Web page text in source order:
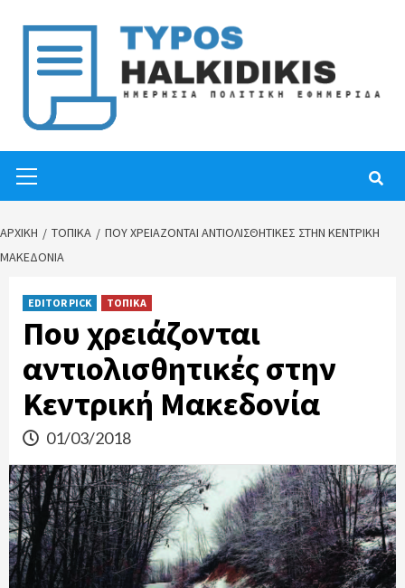
content
Menu
ΑΡΧΙΚΉ ΤΟΠΙΚΑ
ΠΟΥ ΧΡΕΙΆΖΟΝΤΑΙ ΑΝΤΙΟΛΙΣΘΗΤΙΚΈΣ ΣΤΗΝ ΚΕΝΤΡΙΚΉ
ΜΑΚΕΔΟΝΊΑ
EDITOR PICK ΤΟΠΙΚΑ
Που χρειάζονται
αντιολισθητικές στην
Κεντρική Μακεδονία
01/03/2018